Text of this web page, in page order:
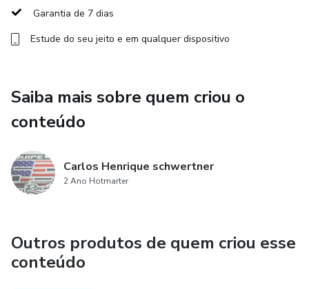
Garantia de 7 dias
Estude do seu jeito e em qualquer dispositivo
Saiba mais sobre quem criou o
conteúdo
Carlos Henrique schwertner
2 Ano Hotmarter
Outros produtos de quem criou esse
conteúdo